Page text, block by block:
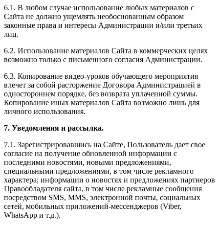
6.1. В любом случае использование любых материалов с
Сайта не должно ущемлять необоснованным образом
законные права и интересы Администрации и/или третьих
лиц.
6.2. Использование материалов Сайта в коммерческих целях
возможно только с письменного согласия Администрации.
6.3. Копирование видео-уроков обучающего мероприятия
влечет за собой расторжение Договора Администрацией в
одностороннем порядке, без возврата уплаченной суммы.
Копирование иных материалов Сайта возможно лишь для
личного использования.
7. Уведомления и рассылка.
7.1. Зарегистрировавшись на Сайте, Пользователь дает свое
согласие на получение обновленной информации с
последними новостями, новыми предложениями,
специальными предложениями, в том числе рекламного
характера; информации о новостях и предложениях партнеров
Правообладателя сайта, в том числе рекламные сообщения
посредством SMS, MMS, электронной почты, социальных
сетей, мобильных приложений-мессенджеров (Viber,
WhatsApp и т.д.).